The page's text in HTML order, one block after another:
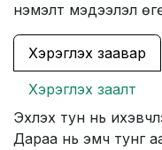
нэмэлт мэдээлэл
Хэрэглэх заавар
Хэрэглэх заалт
Эхлэх тун нь
Дараа нь эмч тунг